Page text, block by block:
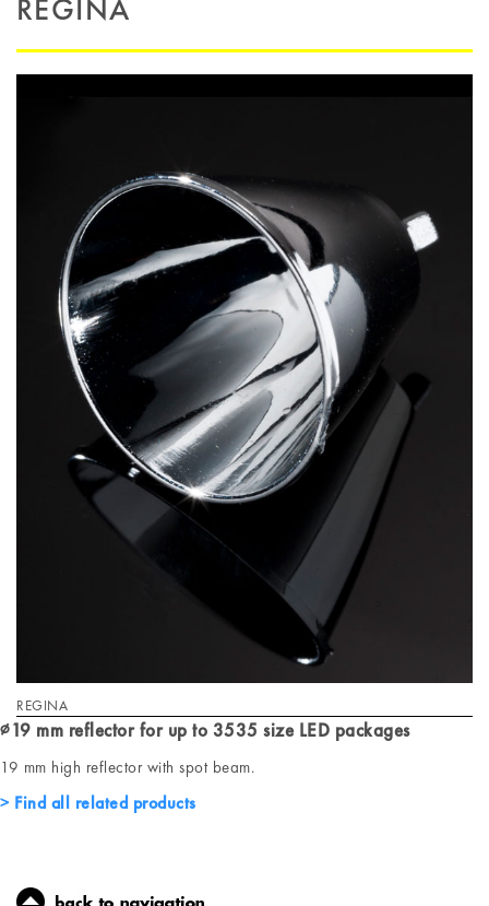
REGINA
REGINA
∅19 mm reflector for up to 3535 size LED packages
19 mm high reflector with spot beam.
Find all related products